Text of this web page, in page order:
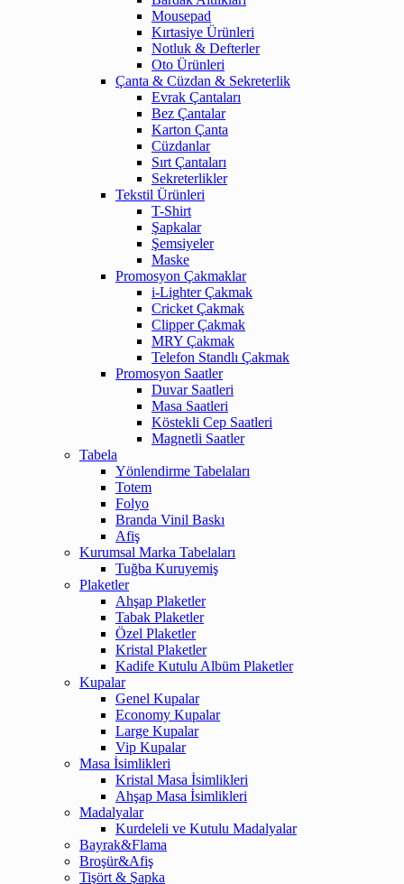
Mousepad
Kırtasiye Ürünleri
Notluk & Defterler
Oto Ürünleri
Çanta & Cüzdan & Sekreterlik
Evrak Çantaları
Bez Çantalar
Karton Çanta
Cüzdanlar
Sırt Çantaları
Sekreterlikler
Tekstil Ürünleri
T-Shirt
Şapkalar
Şemsiyeler
Maske
Promosyon Çakmaklar
i-Lighter Çakmak
Cricket Çakmak
Clipper Çakmak
MRY Çakmak
Telefon Standlı Çakmak
Promosyon Saatler
Duvar Saatleri
Masa Saatleri
Köstekli Cep Saatleri
Magnetli Saatler
Tabela
Yönlendirme Tabelaları
Totem
Folyo
Branda Vinil Baskı
Afiş
Kurumsal Marka Tabelaları
Tuğba Kuruyemiş
Plaketler
Ahşap Plaketler
Tabak Plaketler
Özel Plaketler
Kristal Plaketler
Kadife Kutulu Albüm Plaketler
Kupalar
Genel Kupalar
Economy Kupalar
Large Kupalar
Vip Kupalar
Masa İsimlikleri
Kristal Masa İsimlikleri
Ahşap Masa İsimlikleri
Madalyalar
Kurdeleli ve Kutulu Madalyalar
Bayrak&Flama
Broşür&Afiş
Tişört & Şapka